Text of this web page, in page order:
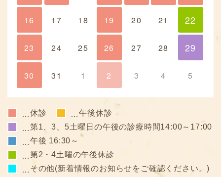
16 17 18 19 20 21 22
22
23 24 25 26 27 28 29
29
30 31 1 2 3 4 5
…休診 …午後休診
…第1、3、5土曜日の午後の診療時間14:00～17:00
…午後 16:30～
…第2・4土曜の午後休診
… その他(新着情報のお知らせをご確認ください。)